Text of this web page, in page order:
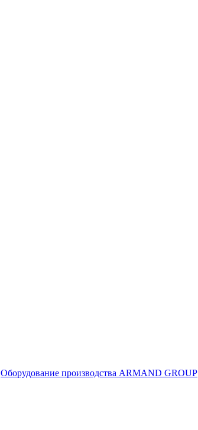
Оборудование производства ARMAND GROUP